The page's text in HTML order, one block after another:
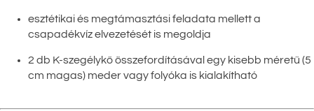
esztétikai és megtámasztási feladata mellett a
csapadékvíz elvezetését is megoldja
2 db K-szegélykő összefordításával egy kisebb méretű (5
cm magas) meder vagy folyóka is kialakítható